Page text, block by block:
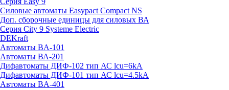
Силовые автоматы Easypact Compact NS
Доп. сборочные единицы для силовых ВА
Серия City 9 Systeme Electric
DEKraft
Автоматы BA-101
Автоматы ВА-201
Дифавтоматы ДИФ-102 тип АС lcu=6kA
Дифавтоматы ДИФ-101 тип АС lcu=4.5kA
Автоматы BA-401